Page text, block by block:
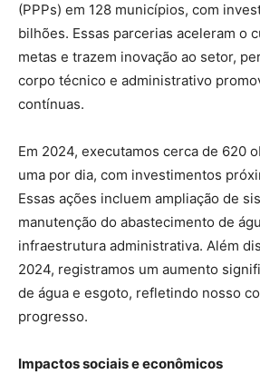
(PPPs) em 128 municípios, com
bilhões. Essas parcerias aceleram o
metas e trazem inovação ao setor,
corpo técnico e administrativo
contínuas.
Em 2024, executamos cerca de 620
uma por dia, com investimentos
Essas ações incluem ampliação de
manutenção do abastecimento de
infraestrutura administrativa. Além
2024, registramos um aumento
de água e esgoto, refletindo nosso
progresso.
Impactos sociais e econômicos